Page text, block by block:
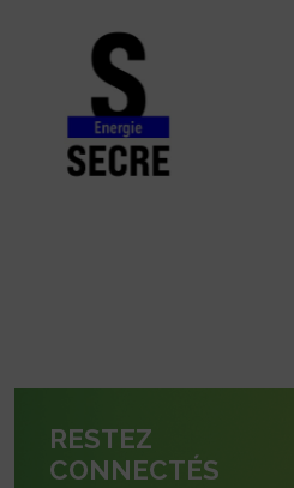
RESTEZ
CONNECTÉS